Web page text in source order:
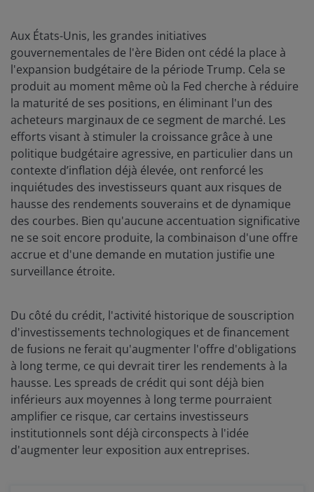
Aux États-Unis, les grandes initiatives
gouvernementales de l'ère Biden ont cédé la place à
l'expansion budgétaire de la période Trump. Cela se
produit au moment même où la Fed cherche à réduire
la maturité de ses positions, en éliminant l'un des
acheteurs marginaux de ce segment de marché. Les
efforts visant à stimuler la croissance grâce à une
politique budgétaire agressive, en particulier dans un
contexte d’inflation déjà élevée, ont renforcé les
inquiétudes des investisseurs quant aux risques de
hausse des rendements souverains et de dynamique
des courbes. Bien qu'aucune accentuation significative
ne se soit encore produite, la combinaison d'une offre
accrue et d'une demande en mutation justifie une
surveillance étroite.
Du côté du crédit, l'activité historique de souscription
d'investissements technologiques et de financement
de fusions ne ferait qu'augmenter l'offre d'obligations
à long terme, ce qui devrait tirer les rendements à la
hausse. Les spreads de crédit qui sont déjà bien
inférieurs aux moyennes à long terme pourraient
amplifier ce risque, car certains investisseurs
institutionnels sont déjà circonspects à l'idée
d'augmenter leur exposition aux entreprises.